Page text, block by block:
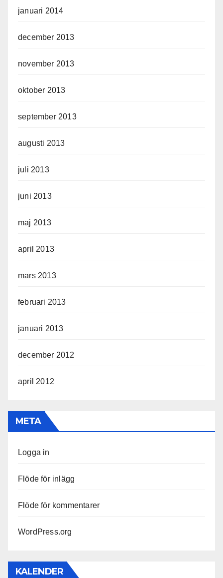
januari 2014
december 2013
november 2013
oktober 2013
september 2013
augusti 2013
juli 2013
juni 2013
maj 2013
april 2013
mars 2013
februari 2013
januari 2013
december 2012
april 2012
META
Logga in
Flöde för inlägg
Flöde för kommentarer
WordPress.org
KALENDER